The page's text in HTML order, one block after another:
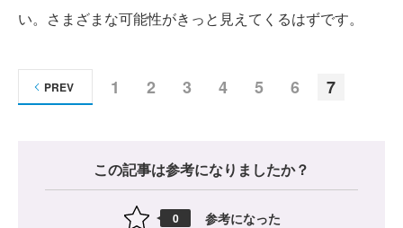
い。さまざまな可能性がきっと見えてくるはずです。
1 2 3 4 5 6 7
PREV
この記事は参考になりましたか？
0 参考になった